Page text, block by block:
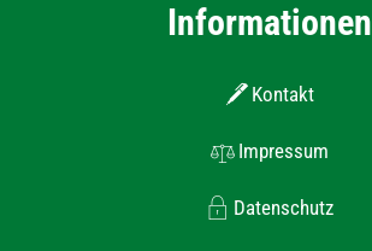
Informationen
Kontakt
Impressum
Datenschutz